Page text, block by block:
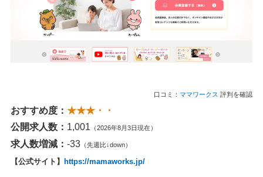
口コミ： ママワークス 評判を確認
おすすめ度： ★★★・・
公開求人数： 1,001 （2026年8月3日現在）
求人数増減： -33 （先週比↓down）
【公式サイト】 https://mamaworks.jp/